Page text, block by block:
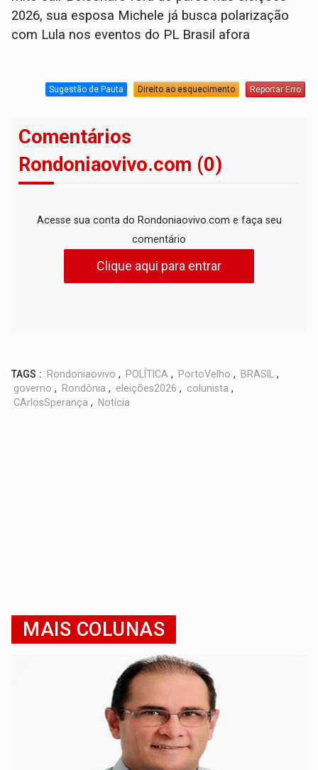
2026, sua esposa Michele já busca polarização
com Lula nos eventos do PL Brasil afora
Sugestão de Pauta Direito ao esquecimento Reportar Erro
Comentários
Rondoniaovivo.com (0)
Acesse sua conta do Rondoniaovivo.com e faça seu
comentário
Clique aqui para entrar
TAGS : Rondoniaovivo , POLÍTICA , PortoVelho , BRASIL
,
governo , Rondônia , eleições2026 , colunista ,
CArlosSperança , Notícia
MAIS COLUNAS